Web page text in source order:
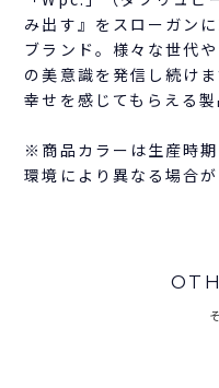
み出す』をスローガン
ブランド。様々な世代
の美意識を発信し続け
幸せを感じてもらえる製
※商品カラーは生産時
環境により異なる場合が